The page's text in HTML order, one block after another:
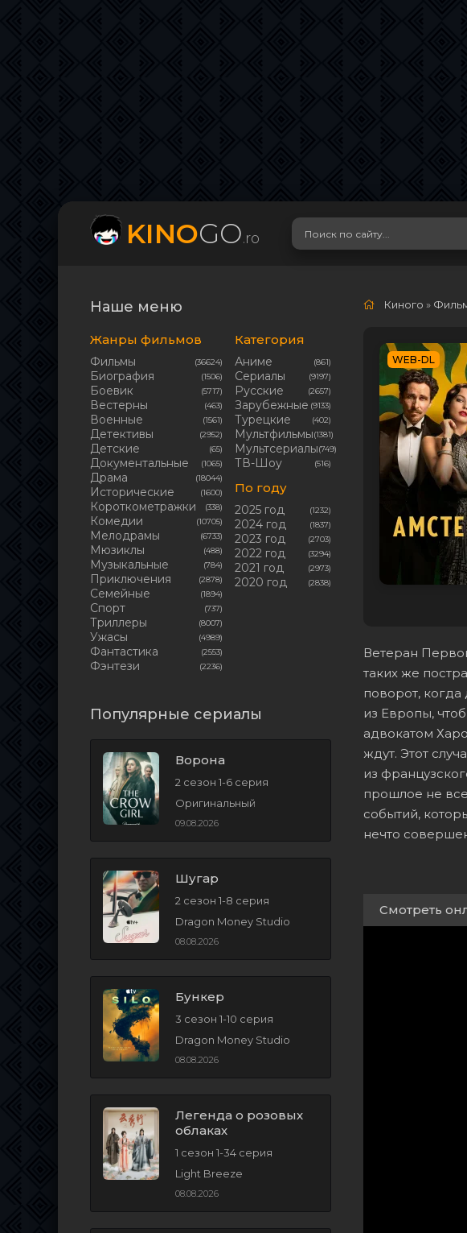
KINOGO.ro
Наше меню
Жанры фильмов
Фильмы (36624)
Биография (1506)
Боевик (5717)
Вестерны (463)
Военные (1561)
Детективы (2952)
Детские (65)
Документальные (1065)
Драма (18044)
Исторические (1600)
Короткометражки (338)
Комедии (10705)
Мелодрамы (6733)
Мюзиклы (488)
Музыкальные (784)
Приключения (2878)
Семейные (1894)
Cпорт (737)
Триллеры (8007)
Ужасы (4989)
Фантастика (2553)
Фэнтези (2236)
Категория
Аниме (861)
Сериалы (9197)
Русские (2657)
Зарубежные (9133)
Турецкие (402)
Мультфильмы(1381)
Мультсериалы(749)
ТВ-Шоу (516)
По году
2025 год (1232)
2024 год (1837)
2023 год (2703)
2022 год (3294)
2021 год (2973)
2020 год (2838)
Популярные сериалы
Ворона
2 сезон 1-6 серия
Оригинальный
09.08.2026
Шугар
2 сезон 1-8 серия
Dragon Money Studio
08.08.2026
Бункер
3 сезон 1-10 серия
Dragon Money Studio
08.08.2026
Легенда о розовых
облаках
1 сезон 1-34 серия
Light Breeze
08.08.2026
Киного »
WEB-DL
Ветеран
таких же
поворот,
из Европы,
адвокатом
ждут. Этот
из
прошлое не
событий,
нечто
Смотреть